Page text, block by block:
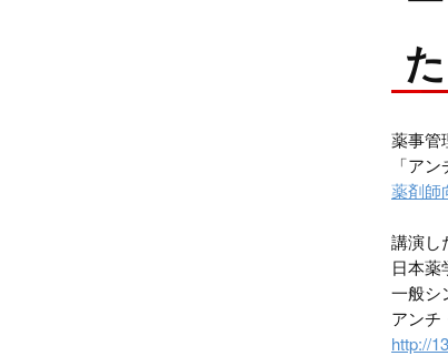
た
薬事管
「ア
薬剤師
講演し
日本薬
一般
アンチ
http://